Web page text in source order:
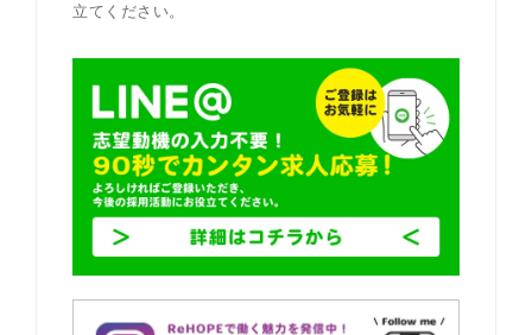
立てください。